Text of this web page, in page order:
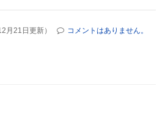
月21日更新）
コメントはありません。